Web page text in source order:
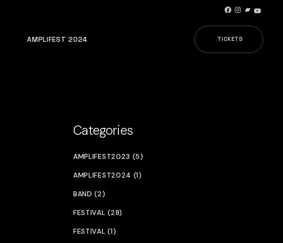
Facebook
Instagram
Bandcamp
AMPLIFEST 2024 TICKETS
Categories
AMPLIFEST2023 (5)
AMPLIFEST2024 (1)
BAND (2)
FESTIVAL (28)
FESTIVAL (1)